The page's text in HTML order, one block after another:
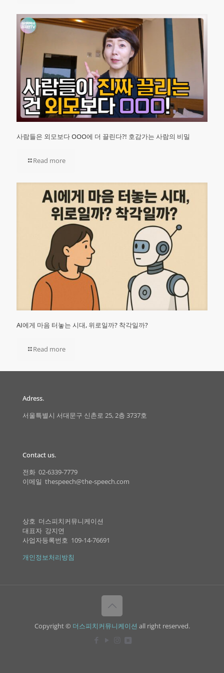
사람들은 외모보다 OOO에 더 끌린다?! 호감가는 사람의 비밀
Read more
AI에게 마음 터놓는 시대, 위로일까? 착각일까?
Read more
Adress.
서울특별시 서대문구 신촌로 25, 2층 3737호
Contact us.
전화 02-6339-7779
이메일 thespeech@the-speech.com
상호 더스피치커뮤니케이션
대표자 강지연
사업자등록번호 109-14-76691
개인정보처리방침
Copyright © 더스피치커뮤니케이션 all right reserved.